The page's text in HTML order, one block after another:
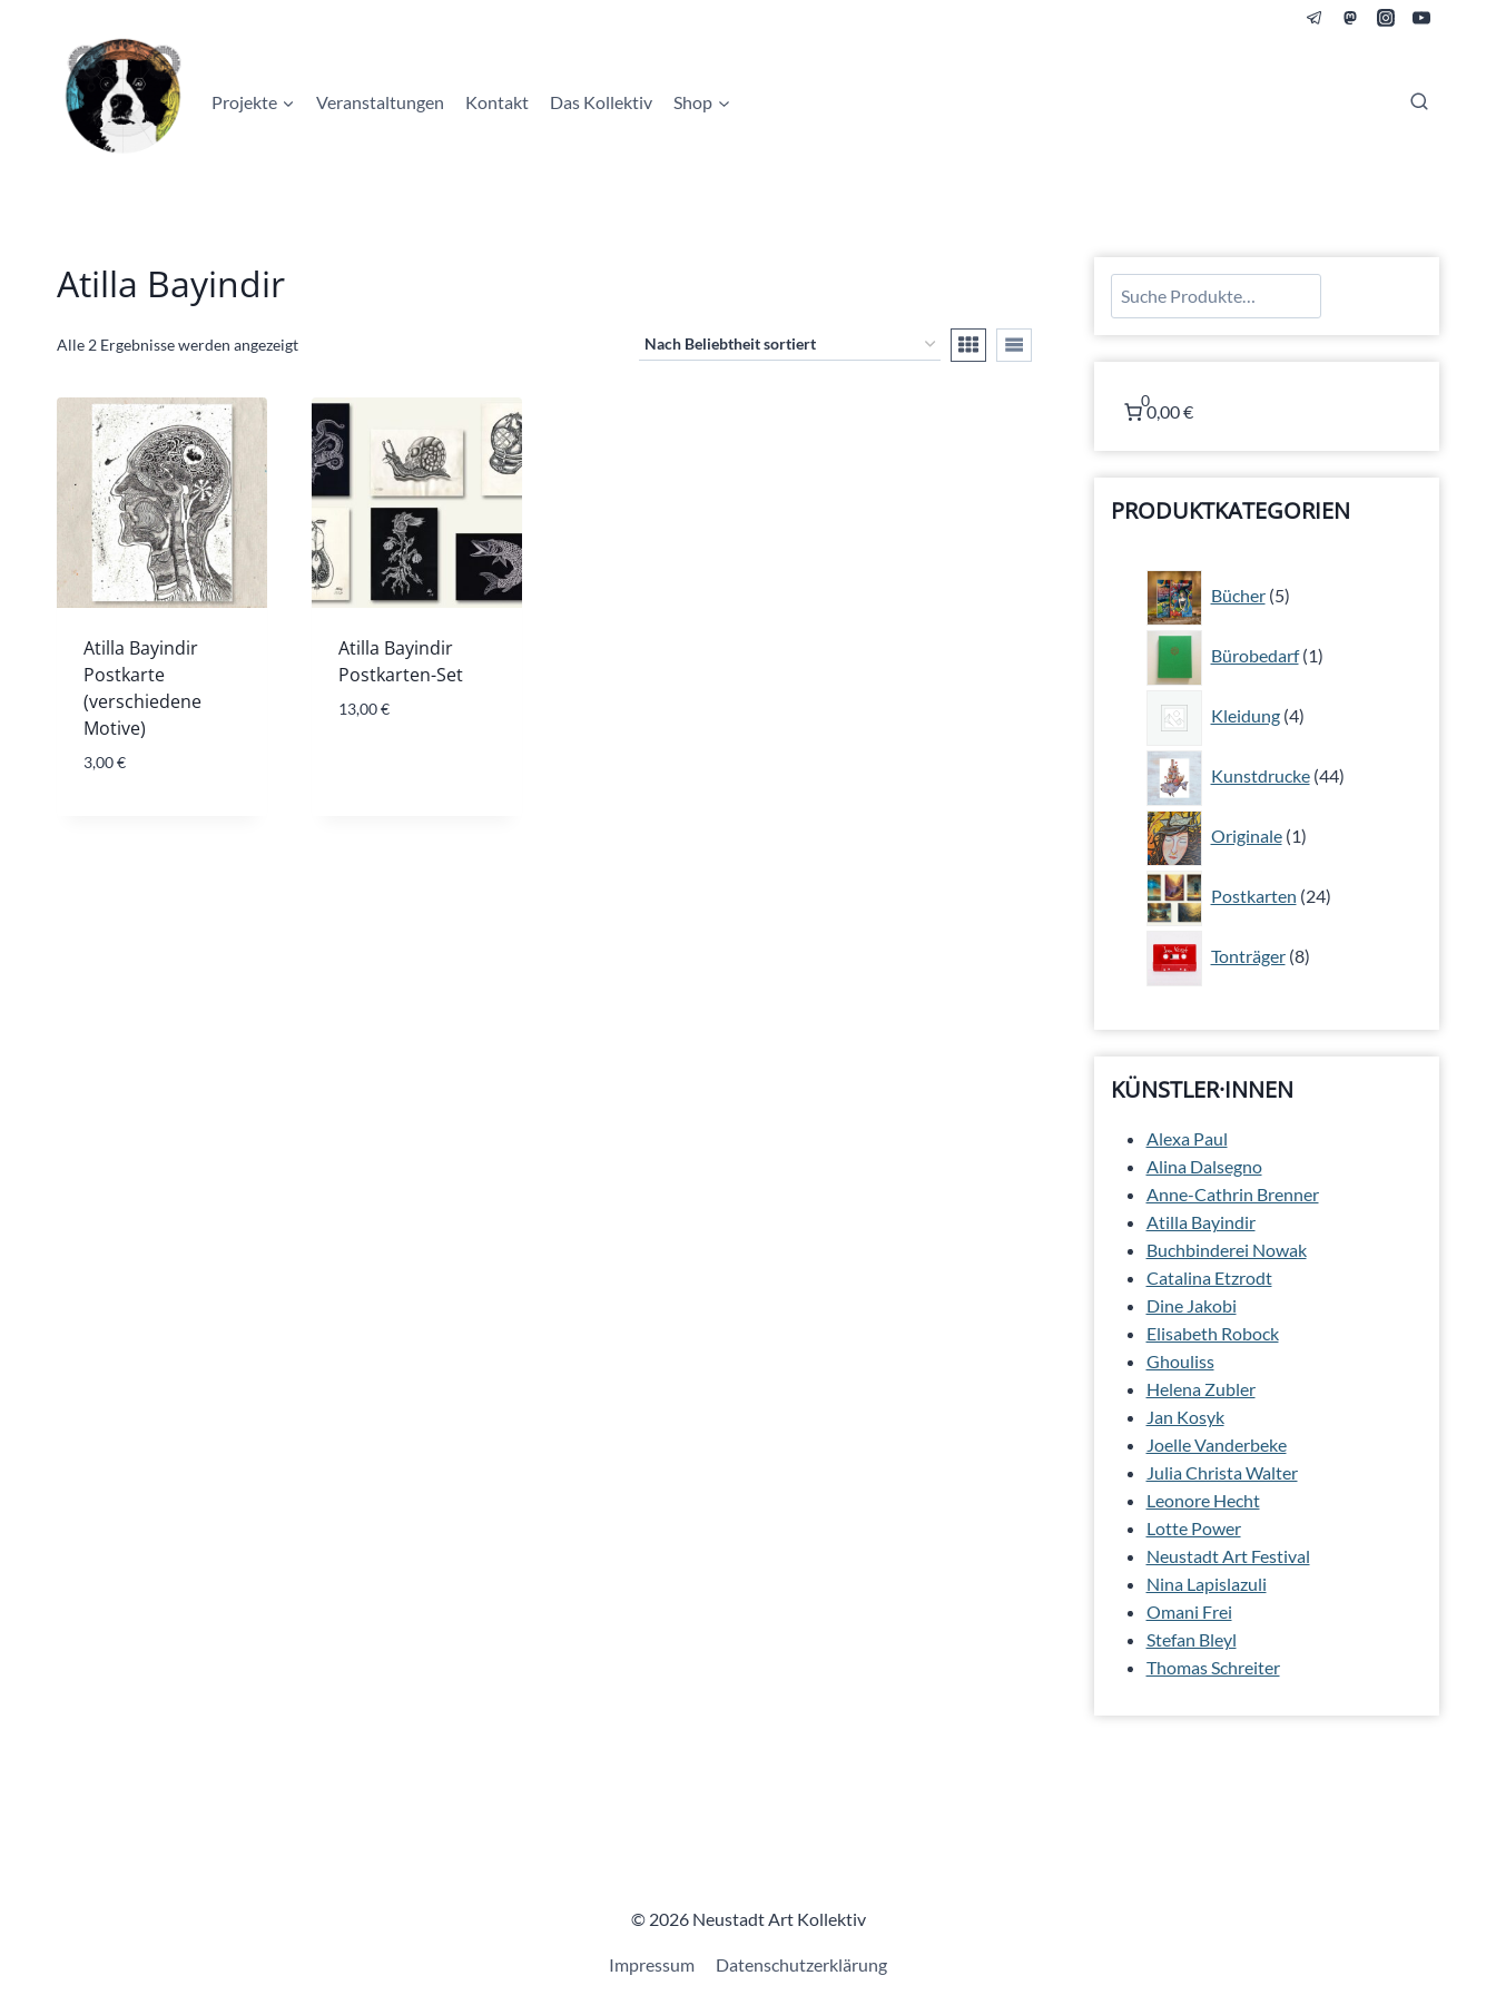
Projekte
Veranstaltungen Kontakt Das Kollektiv Shop
Atilla Bayindir
Alle 2 Ergebnisse werden angezeigtNach
sortiert
Atilla Bayindir
Postkarte
(verschiedene
Motive)
3,00€
Atilla Bayindir
Postkarten-Set
13,00€
Suchen
0
0,00 €
PRODUKTKATEGORIEN
Bücher 5
Produkte
Bürobedarf 1
Produkt
Kleidung 4
Produkte
Kunstdrucke 44
Produkte
Originale 1
Produkt
Postkarten 24
Produkte
Tonträger 8
Produkte
KÜNSTLER·INNEN
Alexa Paul
Alina Dalsegno
Anne-Cathrin Brenner
Atilla Bayindir
Buchbinderei Nowak
Catalina Etzrodt
Dine Jakobi
Elisabeth Robock
Ghouliss
Helena Zubler
Jan Kosyk
Joelle Vanderbeke
Julia Christa Walter
Leonore Hecht
Lotte Power
Neustadt Art Festival
Nina Lapislazuli
Omani Frei
Stefan Bleyl
Thomas Schreiter
© 2026 Neustadt Art Kollektiv
Impressum Datenschutzerklärung